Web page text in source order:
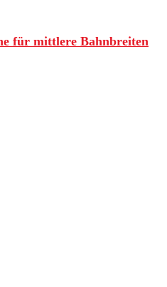
für mittlere Bahnbreiten